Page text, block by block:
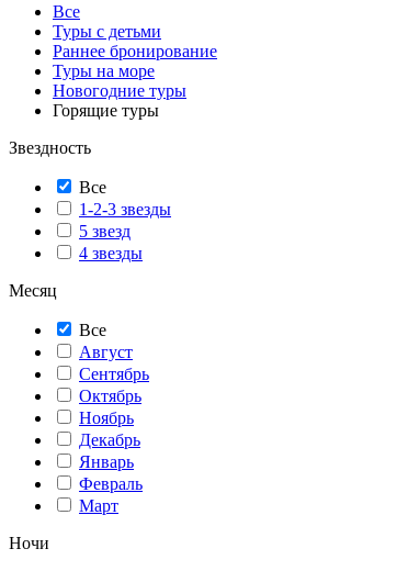
Все
Туры с детьми
Раннее бронирование
Туры на море
Новогодние туры
Горящие туры
Звездность
Все
1-2-3 звезды
5 звезд
4 звезды
Месяц
Все
Август
Сентябрь
Октябрь
Ноябрь
Декабрь
Январь
Февраль
Март
Ночи